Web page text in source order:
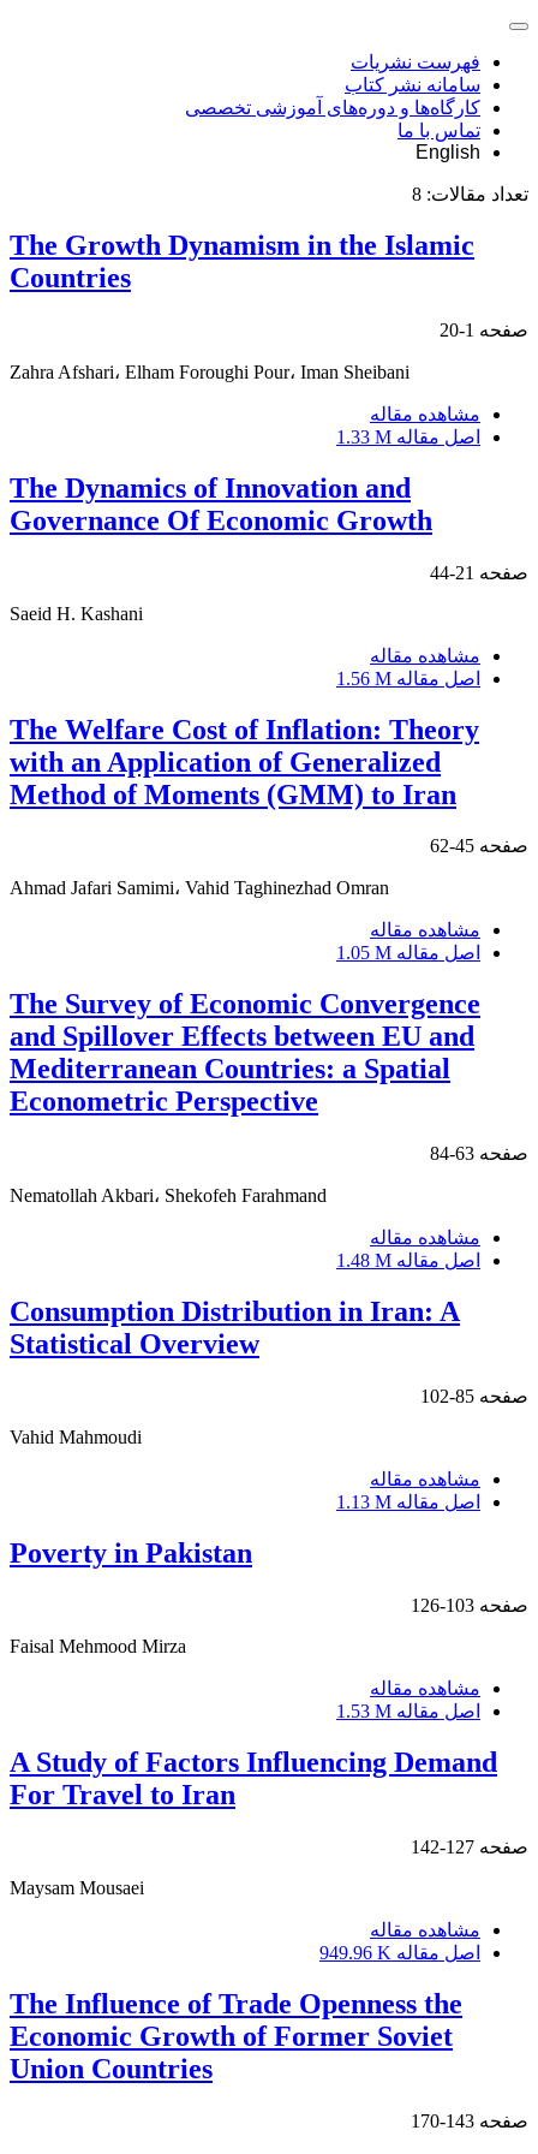
فهرست نشریات
سامانه نشر کتاب
کارگاه‌ها و دوره‌های آموزشی تخصصی
تماس با ما
English
تعداد مقالات: 8
The Growth Dynamism in the Islamic
Countries
صفحه 1-20
Zahra Afshari، Elham Foroughi Pour، Iman Sheibani
مشاهده مقاله
اصل مقاله 1.33 M
The Dynamics of Innovation and
Governance Of Economic Growth
صفحه 21-44
Saeid H. Kashani
مشاهده مقاله
اصل مقاله 1.56 M
The Welfare Cost of Inflation: Theory
with an Application of Generalized
Method of Moments (GMM) to Iran
صفحه 45-62
Ahmad Jafari Samimi، Vahid Taghinezhad Omran
مشاهده مقاله
اصل مقاله 1.05 M
The Survey of Economic Convergence
and Spillover Effects between EU and
Mediterranean Countries: a Spatial
Econometric Perspective
صفحه 63-84
Nematollah Akbari، Shekofeh Farahmand
مشاهده مقاله
اصل مقاله 1.48 M
Consumption Distribution in Iran: A
Statistical Overview
صفحه 85-102
Vahid Mahmoudi
مشاهده مقاله
اصل مقاله 1.13 M
Poverty in Pakistan
صفحه 103-126
Faisal Mehmood Mirza
مشاهده مقاله
اصل مقاله 1.53 M
A Study of Factors Influencing Demand
For Travel to Iran
صفحه 127-142
Maysam Mousaei
مشاهده مقاله
اصل مقاله 949.96 K
The Influence of Trade Openness the
Economic Growth of Former Soviet
Union Countries
صفحه 143-170